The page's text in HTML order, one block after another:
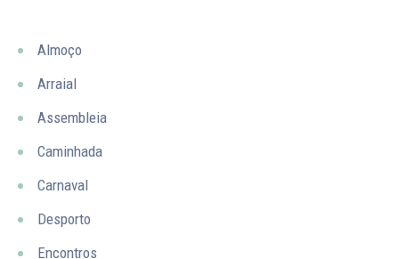
Almoço
Arraial
Assembleia
Caminhada
Carnaval
Desporto
Encontros